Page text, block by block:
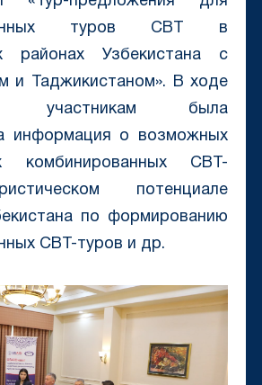
туров CBT в
районах Узбекистана с
и Таджикистаном». В ходе
участникам была
информация о возможных
комбинированных CBT-
потенциале
по формированию
CBT-туров и др.